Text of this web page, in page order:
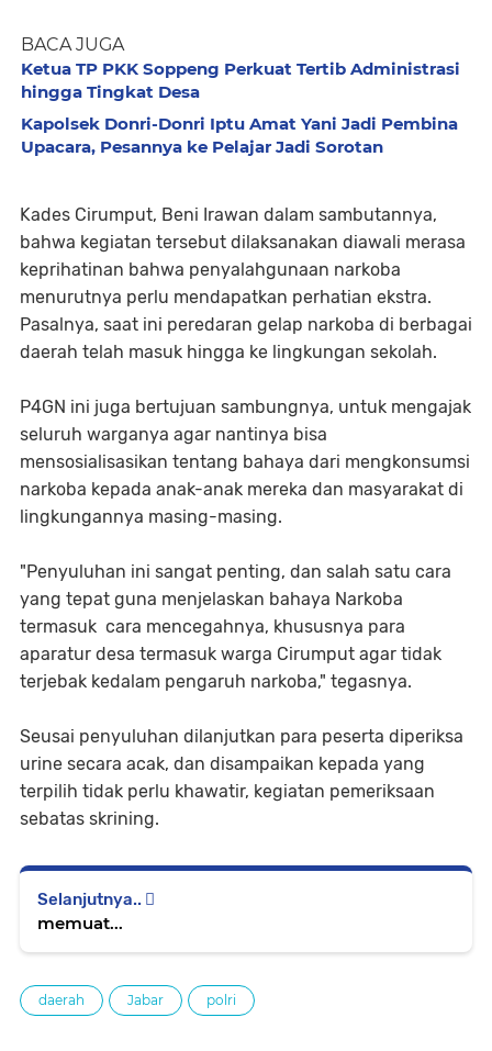
BACA JUGA
Ketua TP PKK Soppeng Perkuat Tertib Administrasi
hingga Tingkat Desa
Kapolsek Donri-Donri Iptu Amat Yani Jadi Pembina
Upacara, Pesannya ke Pelajar Jadi Sorotan
Kades Cirumput, Beni Irawan dalam sambutannya,
bahwa kegiatan tersebut dilaksanakan diawali merasa
keprihatinan bahwa penyalahgunaan narkoba
menurutnya perlu mendapatkan perhatian ekstra.
Pasalnya, saat ini peredaran gelap narkoba di berbagai
daerah telah masuk hingga ke lingkungan sekolah.
P4GN ini juga bertujuan sambungnya, untuk mengajak
seluruh warganya agar nantinya bisa
mensosialisasikan tentang bahaya dari mengkonsumsi
narkoba kepada anak-anak mereka dan masyarakat di
lingkungannya masing-masing.
"Penyuluhan ini sangat penting, dan salah satu cara
yang tepat guna menjelaskan bahaya Narkoba
termasuk cara mencegahnya, khususnya para
aparatur desa termasuk warga Cirumput agar tidak
terjebak kedalam pengaruh narkoba," tegasnya.
Seusai penyuluhan dilanjutkan para peserta diperiksa
urine secara acak, dan disampaikan kepada yang
terpilih tidak perlu khawatir, kegiatan pemeriksaan
sebatas skrining.
Selanjutnya..
memuat...
daerah Jabar polri